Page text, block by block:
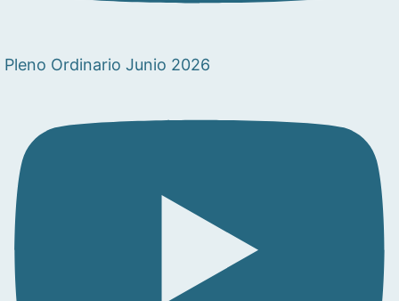
Pleno Ordinario Junio 2026